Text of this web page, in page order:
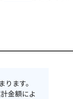
ります。
金額によ